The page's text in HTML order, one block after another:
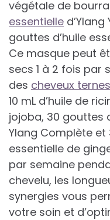
végétale de
essentielle
gouttes d’huile
Ce masque peut
secs 1 à 2 fois par
des cheveux ternes
10 mL d’huile de
jojoba, 30 gouttes
Ylang Complète et
essentielle de
par semaine
chevelu, les
synergies vous
votre soin et